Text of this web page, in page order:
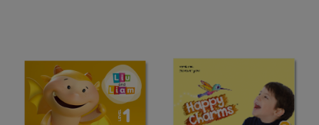
VER DETALLES VER DETALLES